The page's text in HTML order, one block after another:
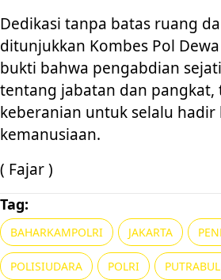
Dedikasi tanpa batas ruang
ditunjukkan Kombes Pol
bukti bahwa pengabdian
tentang jabatan dan pangkat,
keberanian untuk selalu hadir
kemanusiaan.
( Fajar )
Tag:
BAHARKAMPOLRI JAKARTA
POLISIUDARA POLRI